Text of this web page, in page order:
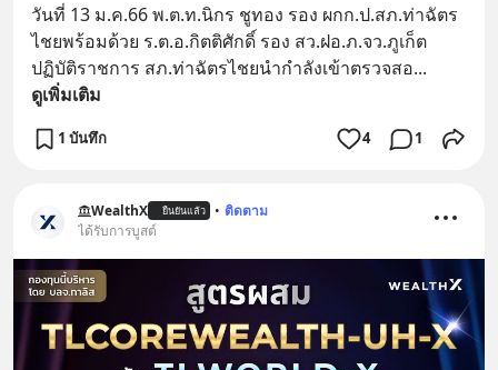
วันที่ 13 ม.ค.66 พ.ต.ท.นิกร ชูทอง รอง ผกก.ป.สภ.ท่าฉัตร
ไชยพร้อมด้วย ร.ต.อ.กิตติศักดิ์ รอง สว.ฝอ.ภ.จว.ภูเก็ต
ปฏิบัติราชการ สภ.ท่าฉัตรไชยนำกำลังเข้าตรวจสอ...
ดูเพิ่มเติม
1 บันทึก 4 1
WealthX ยืนยันแล้ว • ติดตาม
ได้รับการบูสต์